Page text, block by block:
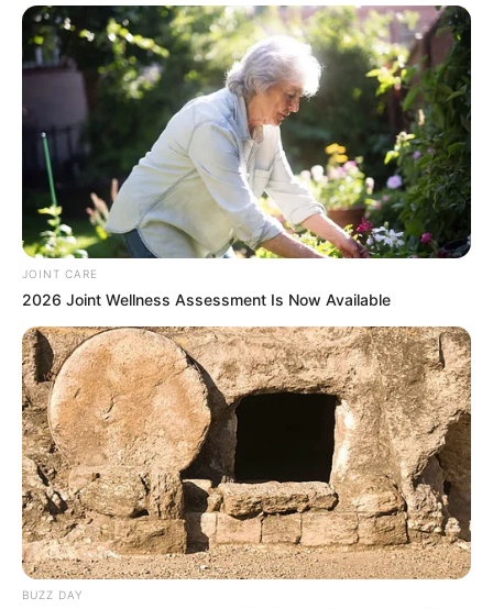
JOINT CARE
2026 Joint Wellness Assessment Is Now Available
BUZZ DAY